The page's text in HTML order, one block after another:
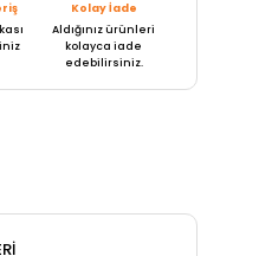
Kolay İade
Aldığınız ürünleri
kolayca iade
edebilirsiniz.